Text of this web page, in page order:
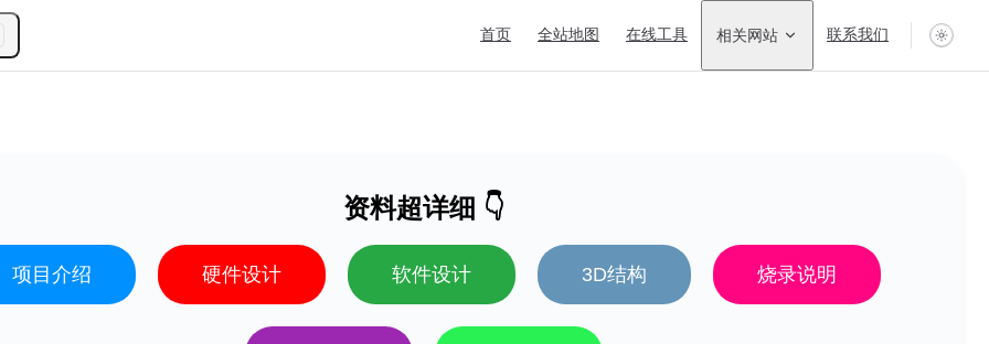
首页 全站地图 在线工具 相关网站 联系我们
资料超详细 👇
项目介绍 硬件设计 软件设计 3D结构 烧录说明